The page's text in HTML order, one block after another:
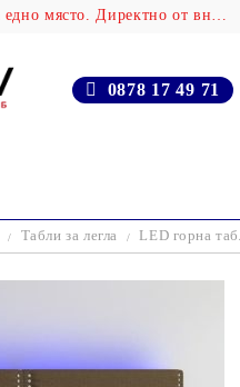
Крабов - Над 100 000 продукта на едно място. Директно от вносителя!
0878 17 49 71
Табли за легла LED горна